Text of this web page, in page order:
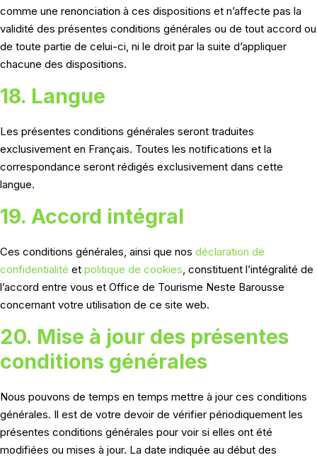
comme une renonciation à ces dispositions et n’affecte pas la
validité des présentes conditions générales ou de tout accord ou
de toute partie de celui-ci, ni le droit par la suite d’appliquer
chacune des dispositions.
18. Langue
Les présentes conditions générales seront traduites
exclusivement en Français. Toutes les notifications et la
correspondance seront rédigés exclusivement dans cette
langue.
19. Accord intégral
Ces conditions générales, ainsi que nos déclaration de
confidentialité et politique de cookies, constituent l’intégralité de
l’accord entre vous et Office de Tourisme Neste Barousse
concernant votre utilisation de ce site web.
20. Mise à jour des présentes
conditions générales
Nous pouvons de temps en temps mettre à jour ces conditions
générales. Il est de votre devoir de vérifier périodiquement les
présentes conditions générales pour voir si elles ont été
modifiées ou mises à jour. La date indiquée au début des